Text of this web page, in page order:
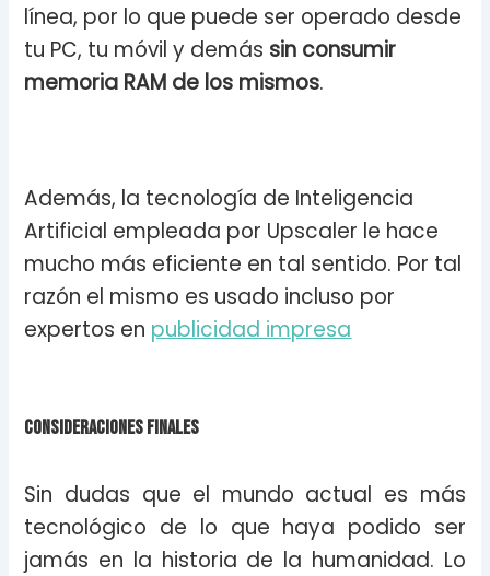
línea, por lo que puede ser operado desde
tu PC, tu móvil y demás sin consumir
memoria RAM de los mismos.
Además, la tecnología de Inteligencia
Artificial empleada por Upscaler le hace
mucho más eficiente en tal sentido. Por tal
razón el mismo es usado incluso por
expertos en publicidad impresa
Consideraciones Finales
Sin dudas que el mundo actual es más
tecnológico de lo que haya podido ser
jamás en la historia de la humanidad. Lo